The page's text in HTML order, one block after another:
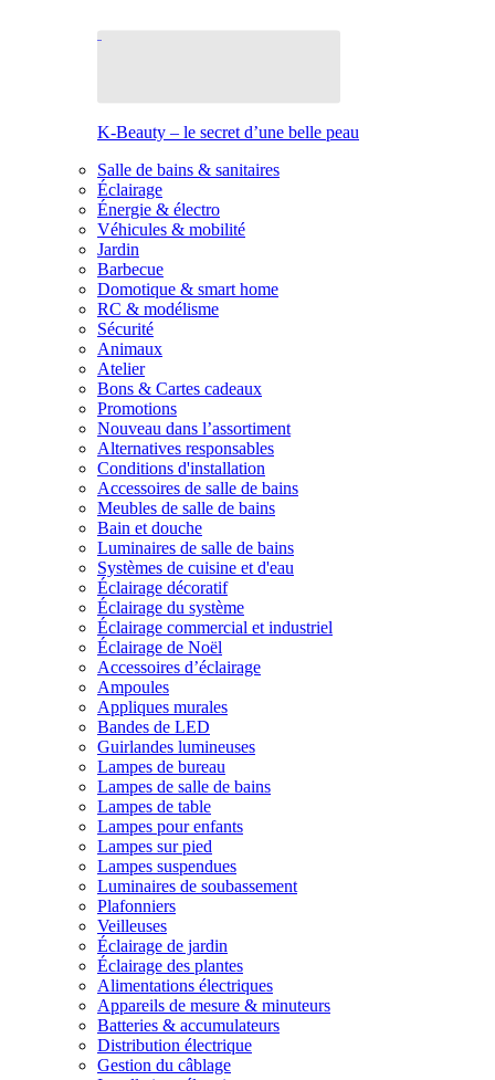
K-Beauty – le secret d’une belle peau
Salle de bains & sanitaires
Éclairage
Énergie & électro
Véhicules & mobilité
Jardin
Barbecue
Domotique & smart home
RC & modélisme
Sécurité
Animaux
Atelier
Bons & Cartes cadeaux
Promotions
Nouveau dans l’assortiment
Alternatives responsables
Conditions d'installation
Accessoires de salle de bains
Meubles de salle de bains
Bain et douche
Luminaires de salle de bains
Systèmes de cuisine et d'eau
Éclairage décoratif
Éclairage du système
Éclairage commercial et industriel
Éclairage de Noël
Accessoires d’éclairage
Ampoules
Appliques murales
Bandes de LED
Guirlandes lumineuses
Lampes de bureau
Lampes de salle de bains
Lampes de table
Lampes pour enfants
Lampes sur pied
Lampes suspendues
Luminaires de soubassement
Plafonniers
Veilleuses
Éclairage de jardin
Éclairage des plantes
Alimentations électriques
Appareils de mesure & minuteurs
Batteries & accumulateurs
Distribution électrique
Gestion du câblage